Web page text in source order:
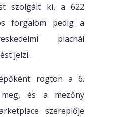
szolgált ki, a 622
forgalom pedig a
piacnál
jelzi.
rögtön a 6.
és a mezőny
szereplője